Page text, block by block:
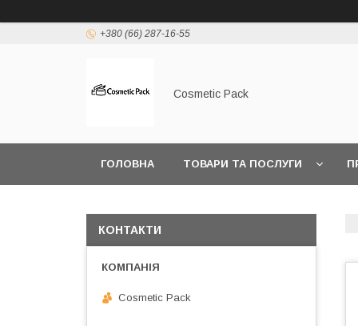
+380 (66) 287-16-55
Cosmetic Pack
ГОЛОВНА ТОВАРИ ТА ПОСЛУГИ
КОНТАКТИ
Cosmetic Pack